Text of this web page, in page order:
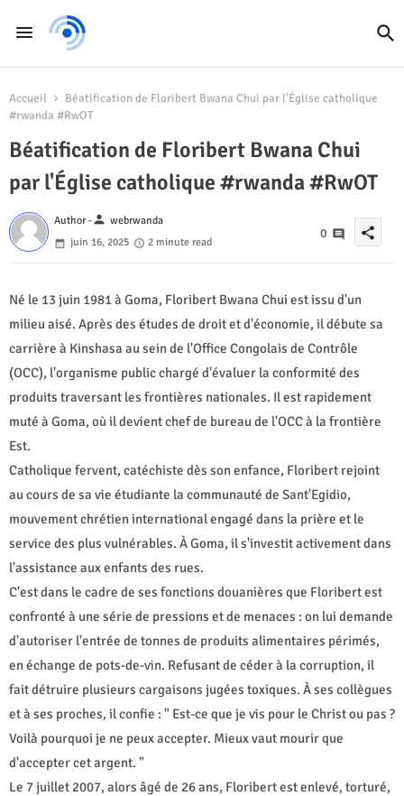
Accueil
Béatification de Floribert Bwana Chui par l'Église catholique
#rwanda #RwOT
Béatification de Floribert Bwana Chui
par l'Église catholique #rwanda #RwOT
Author -person webrwanda
juin 16, 2025
2 minute read
0 share
Né le 13 juin 1981 à Goma, Floribert Bwana Chui est issu d'un
milieu aisé. Après des études de droit et d'économie, il débute sa
carrière à Kinshasa au sein de l'Office Congolais de Contrôle
(OCC), l'organisme public chargé d'évaluer la conformité des
produits traversant les frontières nationales. Il est rapidement
muté à Goma, où il devient chef de bureau de l'OCC à la frontière
Est.
Catholique fervent, catéchiste dès son enfance, Floribert rejoint
au cours de sa vie étudiante la communauté de Sant'Egidio,
mouvement chrétien international engagé dans la prière et le
service des plus vulnérables. À Goma, il s'investit activement dans
l'assistance aux enfants des rues.
C'est dans le cadre de ses fonctions douanières que Floribert est
confronté à une série de pressions et de menaces : on lui demande
d'autoriser l'entrée de tonnes de produits alimentaires périmés,
en échange de pots-de-vin. Refusant de céder à la corruption, il
fait détruire plusieurs cargaisons jugées toxiques. À ses collègues
et à ses proches, il confie : " Est-ce que je vis pour le Christ ou pas ?
Voilà pourquoi je ne peux accepter. Mieux vaut mourir que
d'accepter cet argent. "
Le 7 juillet 2007, alors âgé de 26 ans, Floribert est enlevé, torturé,